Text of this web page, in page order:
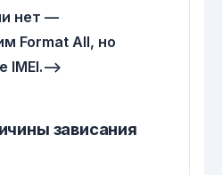
нет —
Format All, но
IMEI.-->
зависания